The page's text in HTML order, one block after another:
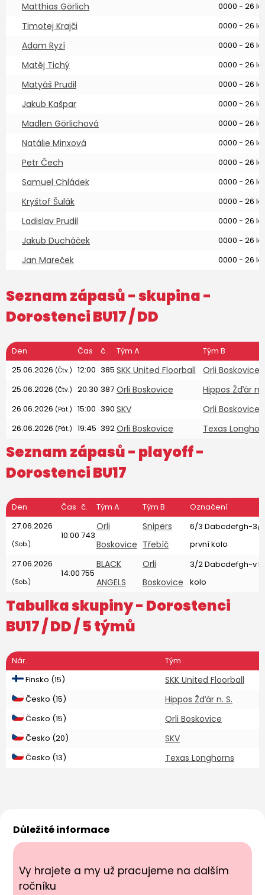
Matthias Görlich 0000 - 26 let
Timotej Krajči 0000 - 26 let
Adam Ryzí 0000 - 26 let
Matěj Tichý 0000 - 26 let
Matyáš Prudil 0000 - 26 let
Jakub Kašpar 0000 - 26 let
Madlen Görlichová 0000 - 26 let
Natálie Minxová 0000 - 26 let
Petr Čech 0000 - 26 let
Samuel Chládek 0000 - 26 let
Kryštof Šulák 0000 - 26 let
Ladislav Prudil 0000 - 26 let
Jakub Ducháček 0000 - 26 let
Jan Mareček 0000 - 26 let
Seznam zápasů - skupina -
Dorostenci BU17/ DD
Den Čas č. Tým A
Tým B
25.06.2026 (Čtv.) 12:00 385 SKK United Floorball Orli Boskovice
25.06.2026 (Čtv.) 20:30 387 Orli Boskovice Hippos Žďár n.
26.06.2026 (Pát.) 15:00 390 SKV Orli Boskovice
26.06.2026 (Pát.) 19:45 392Orli Boskovice Texas
Seznam zápasů - playoff -
Dorostenci BU17
Den Čas č. Tým A Tým B
Označení
27.06.2026
(Sob.)
10:00 743
Orli
Boskovice
Snipers
Třebíč
6/3 Dabcdefgh-3/
první kolo
27.06.2026
(Sob.)
14:00755
BLACK
ANGELS
Orli
Boskovice
3/2 Dabcdefgh-v
kolo
Tabulka skupiny - Dorostenci
BU17/ DD / 5 týmů
Nár.
Tým
Finsko (15)
SKK United Floorball
Česko (15) Hippos Žďár n. S.
Česko (15) Orli Boskovice
Česko (20) SKV
Česko (13) Texas Longhorns
Důležité informace
Vy hrajete a my už pracujeme na dalším
ročníku